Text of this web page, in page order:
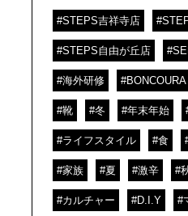
#STEPS吉祥寺店
#STEPS自由が丘店
#海外研修 #BONCOURA
#靴 #冬 #年末年始
#ライフスタイル #食
#家族 #夏 #激辛 #
#カルチャー #D.I.Y #